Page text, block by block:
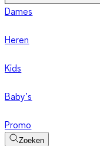
Dames
Heren
Kids
Baby’s
Promo
Zoeken